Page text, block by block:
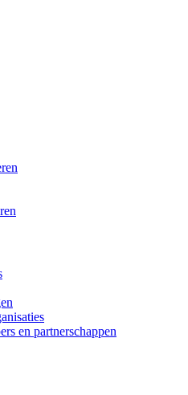
en partnerschappen